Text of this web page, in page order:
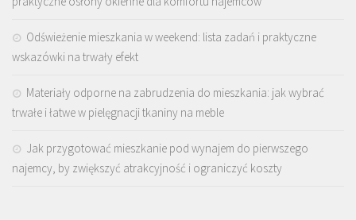
Odświeżenie mieszkania w weekend: lista zadań i praktyczne
wskazówki na trwały efekt
Materiały odporne na zabrudzenia do mieszkania: jak wybrać
trwałe i łatwe w pielęgnacji tkaniny na meble
Jak przygotować mieszkanie pod wynajem do pierwszego
najemcy, by zwiększyć atrakcyjność i ograniczyć koszty